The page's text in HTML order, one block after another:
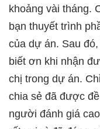
khoảng vài tháng.
bạn thuyết trình
của dự án. Sau
biết ơn khi nhận
chị trong dự án.
chia sẻ đã được
người đánh giá